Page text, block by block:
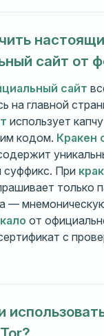
сайт от
сайт
на главной
использует
кодом. Кракен
суффикс. При
только
—
от
с